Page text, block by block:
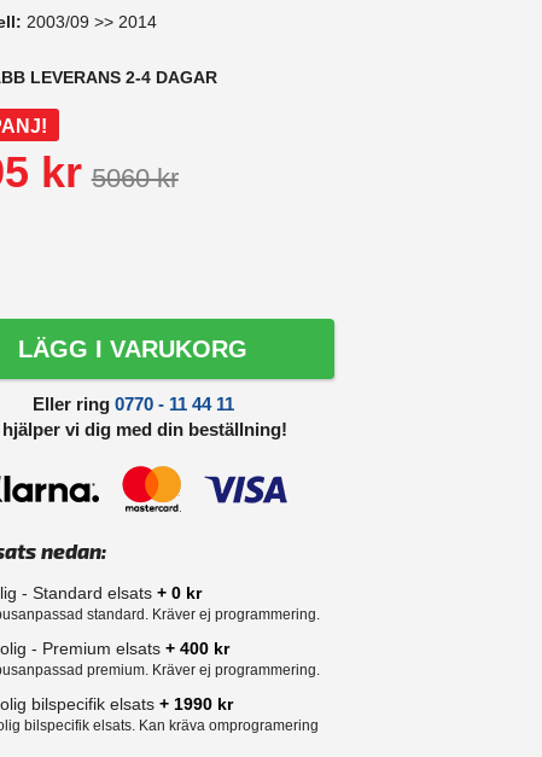
2003/09 >> 2014
LEVERANS 2-4 DAGAR
kr 5060 kr
LÄGG I VARUKORG
Eller ring 0770 - 11 44 11
hjälper vi dig med din beställning!
nedan:
- Standard elsats + 0 kr
standard. Kräver ej programmering.
- Premium elsats + 400 kr
premium. Kräver ej programmering.
bilspecifik elsats + 1990 kr
bilspecifik elsats. Kan kräva omprogramering